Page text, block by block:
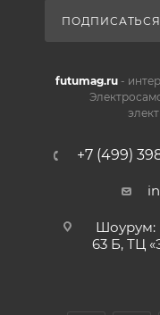
futumag.ru-
+7 (499)
Шоурум:
63 Б, ТЦ